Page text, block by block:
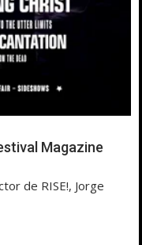
Magazine
de RISE!, Jorge